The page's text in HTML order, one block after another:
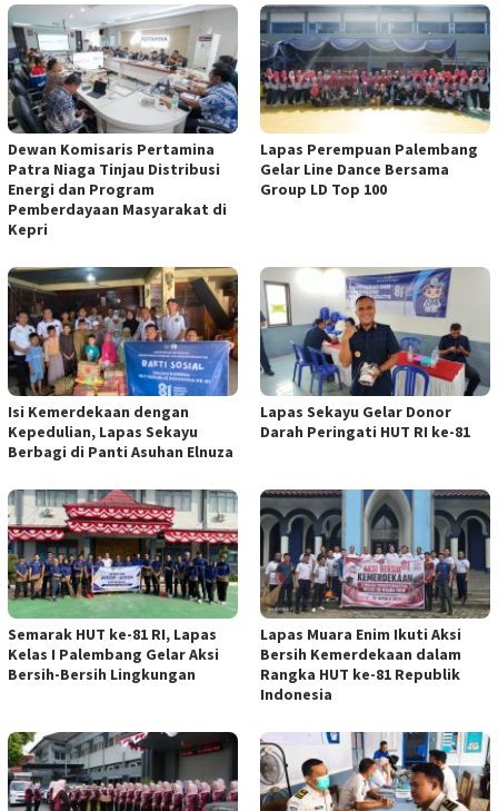
Dewan Komisaris Pertamina
Patra Niaga Tinjau Distribusi
Energi dan Program
Pemberdayaan Masyarakat di
Kepri
Lapas Perempuan Palembang
Gelar Line Dance Bersama
Group LD Top 100
Isi Kemerdekaan dengan
Kepedulian, Lapas Sekayu
Berbagi di Panti Asuhan Elnuza
Lapas Sekayu Gelar Donor
Darah Peringati HUT RI ke-81
Semarak HUT ke-81 RI, Lapas
Kelas I Palembang Gelar Aksi
Bersih-Bersih Lingkungan
Lapas Muara Enim Ikuti Aksi
Bersih Kemerdekaan dalam
Rangka HUT ke-81 Republik
Indonesia